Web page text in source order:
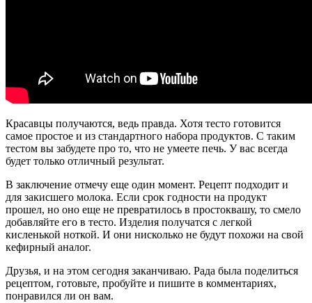
Красавцы получаются, ведь правда. Хотя тесто готовится
самое простое и из стандартного набора продуктов. С таким
тестом вы забудете про то, что не умеете печь. У вас всегда
будет только отличный результат.
В заключение отмечу еще один момент. Рецепт подходит и
для закисшего молока. Если срок годности на продукт
прошел, но оно еще не превратилось в простоквашу, то смело
добавляйте его в тесто. Изделия получатся с легкой
кисленькой ноткой. И они нисколько не будут похожи на свой
кефирный аналог.
Друзья, и на этом сегодня заканчиваю. Рада была поделиться
рецептом, готовьте, пробуйте и пишите в комментариях,
понравился ли он вам.